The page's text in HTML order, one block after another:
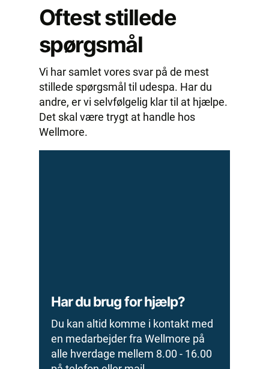
Oftest stillede
spørgsmål
Vi har samlet vores svar på de mest
stillede spørgsmål til udespa. Har du
andre, er vi selvfølgelig klar til at hjælpe.
Det skal være trygt at handle hos
Wellmore.
Har du brug for hjælp?
Du kan altid komme i kontakt med
en medarbejder fra Wellmore på
alle hverdage mellem 8.00 - 16.00